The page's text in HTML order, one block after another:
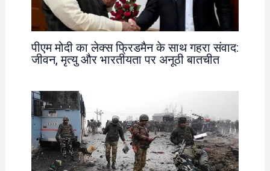
पीएम मोदी का लेक्स फ्रिडमैन के साथ गहरा संवाद:
जीवन, मृत्यु और भारतीयता पर अनूठी बातचीत